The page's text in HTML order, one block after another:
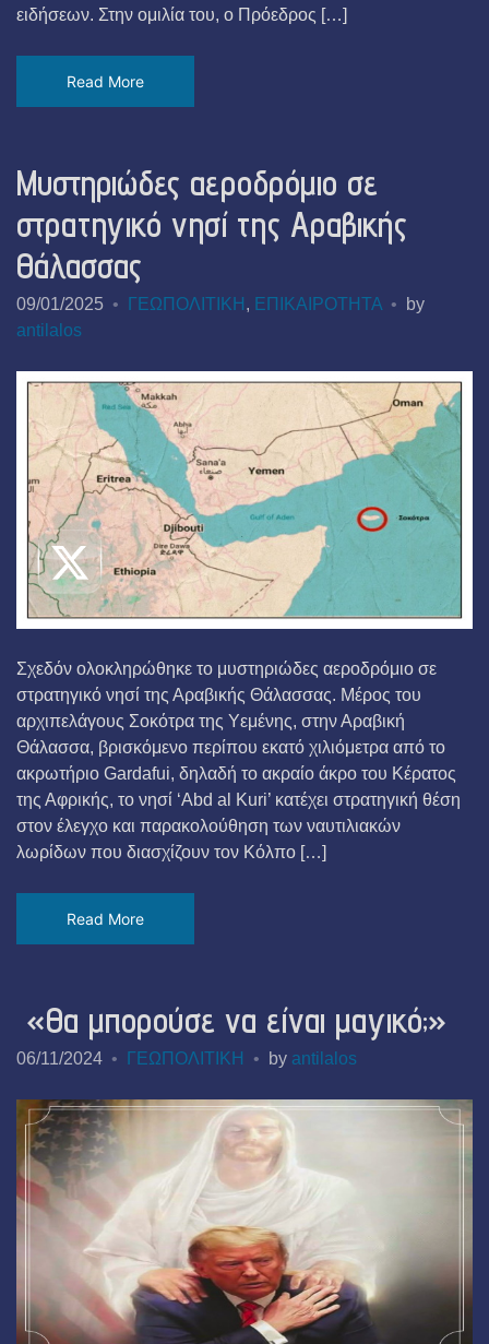
ειδήσεων. Στην ομιλία του, ο Πρόεδρος […]
Read More
Mυστηριώδες αεροδρόμιο σε
στρατηγικό νησί της Αραβικής
Θάλασσας
09/01/2025 ΓΕΩΠΟΛΙΤΙΚΗ , ΕΠΙΚΑΙΡΟΤΗΤΑ
by
antilalos
Σχεδόν ολοκληρώθηκε το μυστηριώδες αεροδρόμιο σε
στρατηγικό νησί της Αραβικής Θάλασσας. Μέρος του
αρχιπελάγους Σοκότρα της Υεμένης, στην Αραβική
Θάλασσα, βρισκόμενο περίπου εκατό χιλιόμετρα από το
ακρωτήριο Gardafui, δηλαδή το ακραίο άκρο του Κέρατος
της Αφρικής, το νησί ‘Abd al Kuri’ κατέχει στρατηγική θέση
στον έλεγχο και παρακολούθηση των ναυτιλιακών
λωρίδων που διασχίζουν τον Κόλπο […]
Read More
«Θα μπορούσε να είναι μαγικό;»
06/11/2024 ΓΕΩΠΟΛΙΤΙΚΗ by antilalos